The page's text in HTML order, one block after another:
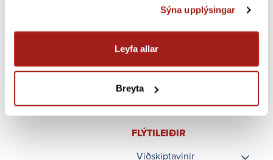
Sýna upplýsingar
Leyfa allar
Breyta
Hönnun flutningskerfis raforku
FLÝTI­LEIÐIR
Viðskiptavinir